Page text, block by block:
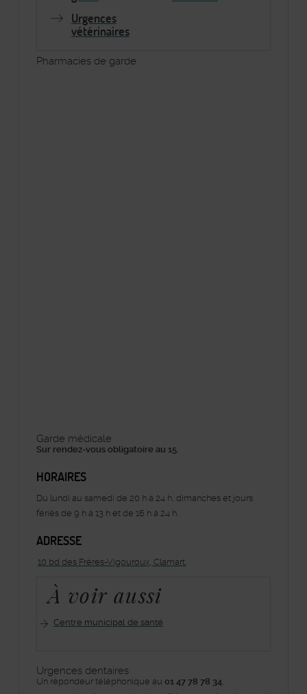
Urgences
vétérinaires
Pharmacies de garde
Garde médicale
Sur rendez-vous obligatoire au 15.
HORAIRES
Du lundi au samedi de 20 h à 24 h, dimanches et jours
fériés de 9 h à 13 h et de 16 h à 24 h.
ADRESSE
10 bd des Frères-Vigouroux, Clamart.
À voir aussi
Centre municipal de santé
Urgences dentaires
Un répondeur téléphonique au 01 47 78 78 34,